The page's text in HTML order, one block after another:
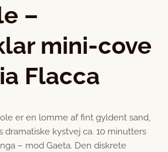
–
mini-cove
Flacca
er en lomme af fint gyldent sand,
dramatiske kystvej ca. 10 minutters
– mod Gaeta. Den diskrete